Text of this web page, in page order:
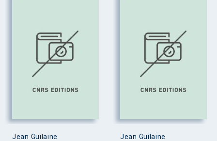
Jean Guilaine Jean Guilaine